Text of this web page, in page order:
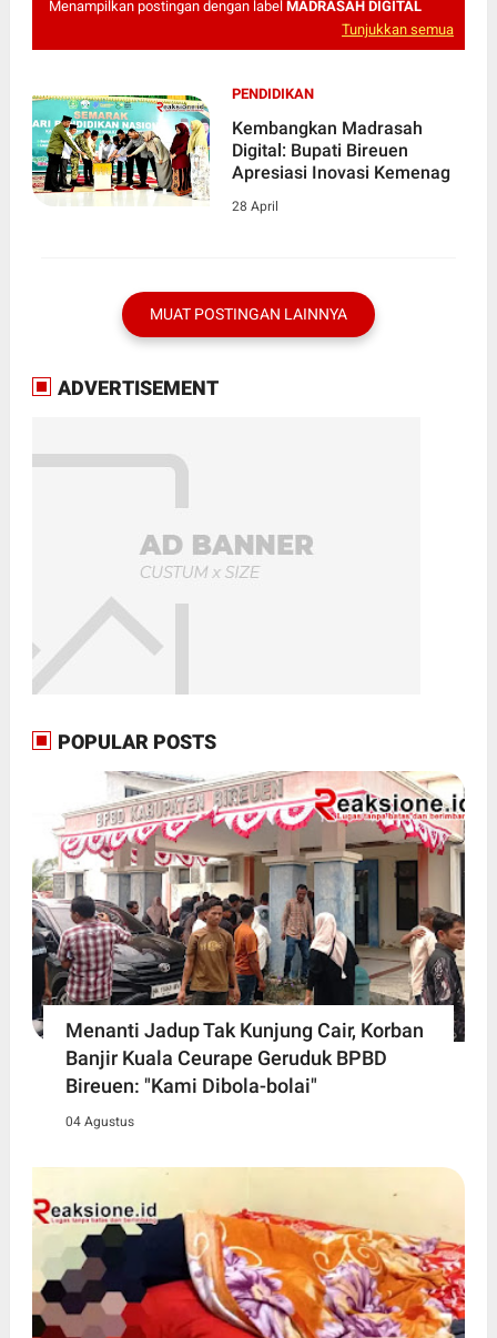
Menampilkan postingan dengan label MADRASAH DIGITAL
Tunjukkan semua
PENDIDIKAN
Kembangkan Madrasah
Digital: Bupati Bireuen
Apresiasi Inovasi Kemenag
28 April
MUAT POSTINGAN LAINNYA
ADVERTISEMENT
POPULAR POSTS
Menanti Jadup Tak Kunjung Cair, Korban
Banjir Kuala Ceurape Geruduk BPBD
Bireuen: "Kami Dibola-bolai"
04 Agustus